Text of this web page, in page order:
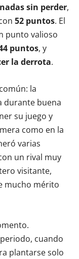
sin perder,
52 puntos. El
punto valioso
puntos, y
la derrota.
la
durante buena
su juego y
como en la
varias
un rival muy
visitante,
mucho mérito
cuando
plantarse solo